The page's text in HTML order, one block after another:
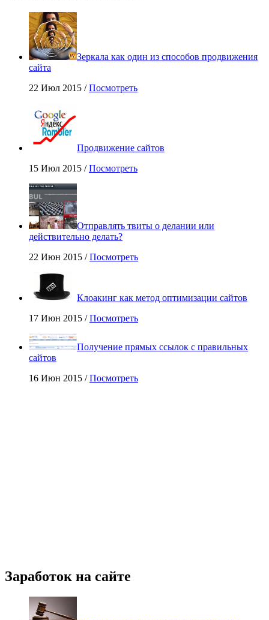
Зеркала как один из способов продвижения
сайта
22 Июл 2015 /Посмотреть
Продвижение сайтов
15 Июл 2015 /Посмотреть
Отправлять твиты о делании или
действительно делать?
22 Июн 2015 /Посмотреть
Клоакинг как метод оптимизации сайтов
17 Июн 2015 /Посмотреть
Получение прямых ссылок с правильных
сайтов
16 Июн 2015 /Посмотреть
Заработок на сайте